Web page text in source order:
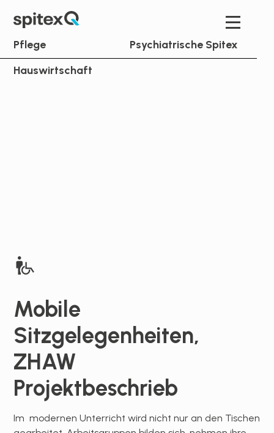
Pflege
Psychiatrische Spitex
Hauswirtschaft
Mobile
Sitzgelegenheiten,
ZHAW
Projektbeschrieb
Im modernen Unterricht wird nicht nur an den Tischen